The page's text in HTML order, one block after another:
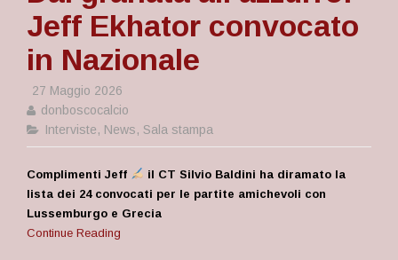
Jeff Ekhator convocato
in Nazionale
27 Maggio 2026
donboscocalcio
Interviste, News, Sala stampa
Complimenti Jeff
il CT Silvio Baldini ha diramato la
lista dei 24 convocati per le partite amichevoli con
Lussemburgo e Grecia
Continue Reading